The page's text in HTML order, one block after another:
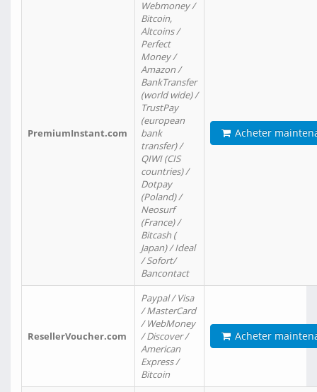
PremiumInstant.com
Webmoney /
Bitcoin,
Altcoins /
Perfect
Money /
Amazon /
BankTransfer
(world wide) /
TrustPay
(european
bank
transfer) /
QIWI (CIS
countries) /
Dotpay
(Poland) /
Neosurf
(France) /
Bitcash (
Japan) / Ideal
/ Sofort/
Bancontact
Acheter
ResellerVoucher.com
Paypal / Visa
/ MasterCard
/ WebMoney
/ Discover /
American
Express /
Bitcoin
Acheter